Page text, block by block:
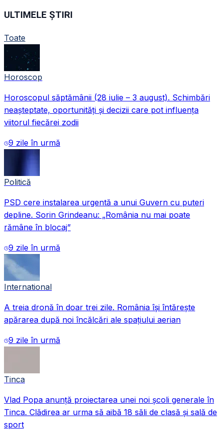
ULTIMELE ȘTIRI
Toate
Horoscop
Horoscopul săptămânii (28 iulie – 3 august). Schimbări
neașteptate, oportunități și decizii care pot influența
viitorul fiecărei zodii
9 zile în urmă
Politică
PSD cere instalarea urgentă a unui Guvern cu puteri
depline. Sorin Grindeanu: „România nu mai poate
rămâne în blocaj”
9 zile în urmă
International
A treia dronă în doar trei zile. România își întărește
apărarea după noi încălcări ale spațiului aerian
9 zile în urmă
Tinca
Vlad Popa anunță proiectarea unei noi școli generale în
Tinca. Clădirea ar urma să aibă 18 săli de clasă și sală de
sport